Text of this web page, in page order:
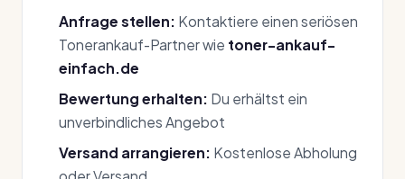
Anfrage stellen: Kontaktiere einen seriösen
Tonerankauf-Partner wie toner-ankauf-
einfach.de
Bewertung erhalten: Du erhältst ein
unverbindliches Angebot
Versand arrangieren: Kostenlose Abholung